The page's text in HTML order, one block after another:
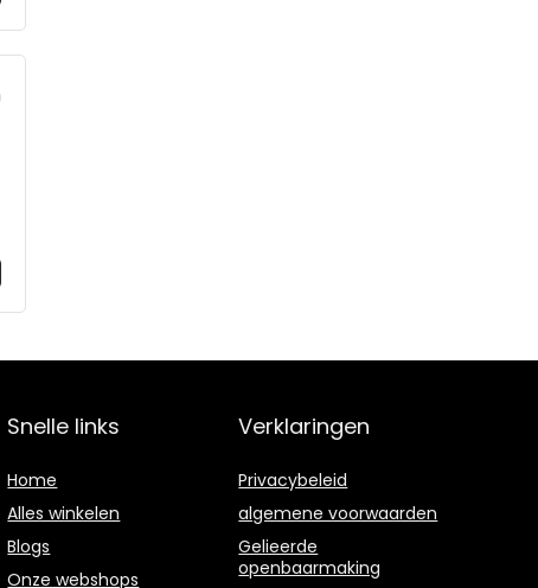
Snelle links
Home
Alles winkelen
Blogs
Onze webshops
Verklaringen
Privacybeleid
algemene voorwaarden
Gelieerde
openbaarmaking